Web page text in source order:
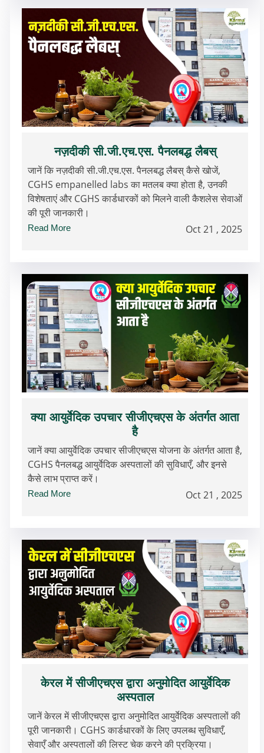
नज़दीकी सी.जी.एच.एस. पैनलबद्ध लैबस्
जानें कि नज़दीकी सी.जी.एच.एस. पैनलबद्ध लैबस् कैसे खोजें,
CGHS empanelled labs का मतलब क्या होता है, उनकी
विशेषताएं और CGHS कार्डधारकों को मिलने वाली कैशलेस सेवाओं
की पूरी जानकारी।
Read More Oct 21 , 2025
क्या आयुर्वेदिक उपचार सीजीएचएस के अंतर्गत आता
है
जानें क्या आयुर्वेदिक उपचार सीजीएचएस योजना के अंतर्गत आता है,
CGHS पैनलबद्ध आयुर्वेदिक अस्पतालों की सुविधाएँ, और इनसे
कैसे लाभ प्राप्त करें।
Read More Oct 21 , 2025
केरल में सीजीएचएस द्वारा अनुमोदित आयुर्वेदिक
अस्पताल
जानें केरल में सीजीएचएस द्वारा अनुमोदित आयुर्वेदिक अस्पतालों की
पूरी जानकारी। CGHS कार्डधारकों के लिए उपलब्ध सुविधाएँ,
सेवाएँ और अस्पतालों की लिस्ट चेक करने की प्रक्रिया।